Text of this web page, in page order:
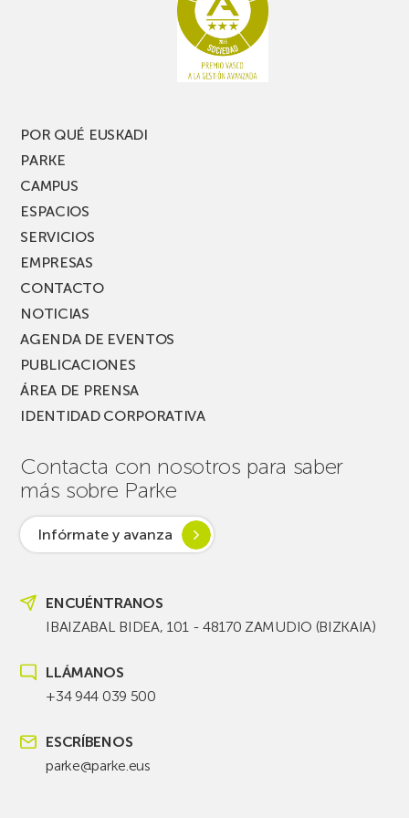
PARKEA
MUSIK
POR QUÉ EUSKADI
PARKE
CAMPUS
ESPACIOS
SERVICIOS
EMPRESAS
CONTACTO
NOTICIAS
AGENDA DE EVENTOS
PUBLICACIONES
ÁREA DE PRENSA
IDENTIDAD CORPORATIVA
Contacta con nosotros para saber
más sobre Parke
Infórmate y avanza
ENCUÉNTRANOS
IBAIZABAL BIDEA, 101 - 48170 ZAMUDIO (BIZKAIA)
LLÁMANOS
+34 944 039 500
ESCRÍBENOS
parke@parke.eus